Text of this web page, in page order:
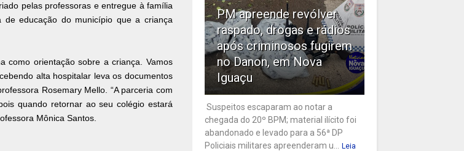
pelas professoras e entregue à família
educação do município que a criança
como orientação sobre a criança. Vamos
alta hospitalar leva os documentos
Rosemary Mello. “A parceria com
quando retornar ao seu colégio estará
Mônica Santos.
PM apreende revólver
raspado, drogas e rádios
após criminosos fugirem
no Danon, em Nova
Iguaçu
Suspeitos escaparam ao notar a
chegada do 20º BPM; material ilícito foi
abandonado e levado para a 56ª DP
Policiais militares apreenderam u...
Leia